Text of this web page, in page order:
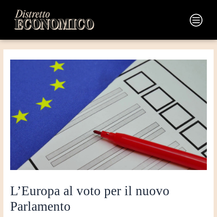
contenuto
Main
Menu
L’Europa al voto per il nuovo
Parlamento
articoli